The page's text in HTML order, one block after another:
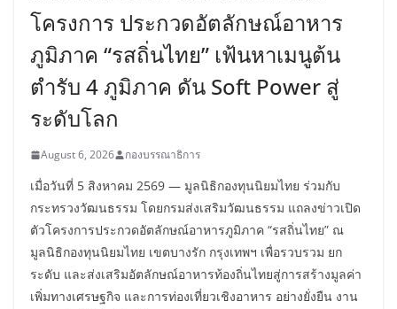
โครงการ ประกวดอัตลักษณ์อาหาร
ภูมิภาค “รสถิ่นไทย” เฟ้นหาเมนูต้น
ตำรับ 4 ภูมิภาค ดัน Soft Power สู่
ระดับโลก
August 6, 2026 กองบรรณาธิการ
เมื่อวันที่ 5 สิงหาคม 2569 — มูลนิธิกองทุนนิยมไทย ร่วมกับ
กระทรวงวัฒนธรรม โดยกรมส่งเสริมวัฒนธรรม แถลงข่าวเปิด
ตัวโครงการประกวดอัตลักษณ์อาหารภูมิภาค “รสถิ่นไทย” ณ
มูลนิธิกองทุนนิยมไทย เขตบางรัก กรุงเทพฯ เพื่อรวบรวม ยก
ระดับ และส่งเสริมอัตลักษณ์อาหารท้องถิ่นไทยสู่การสร้างมูลค่า
เพิ่มทางเศรษฐกิจ และการท่องเที่ยวเชิงอาหาร อย่างยั่งยืน งาน